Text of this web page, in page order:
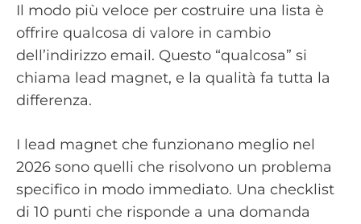
Il modo più veloce per costruire una lista è
offrire qualcosa di valore in cambio
dell’indirizzo email. Questo “qualcosa” si
chiama lead magnet, e la qualità fa tutta la
differenza.
I lead magnet che funzionano meglio nel
2026 sono quelli che risolvono un problema
specifico in modo immediato. Una checklist
di 10 punti che risponde a una domanda